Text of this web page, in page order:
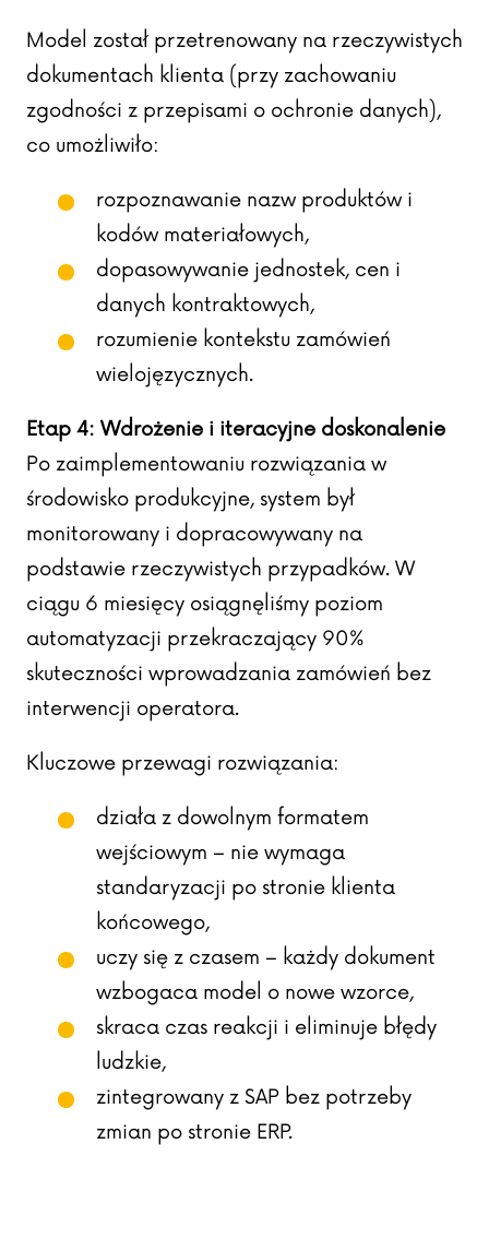
Model został przetrenowany na rzeczywistych
dokumentach klienta (przy zachowaniu
zgodności z przepisami o ochronie danych),
co umożliwiło:
rozpoznawanie nazw produktów i
kodów materiałowych,
dopasowywanie jednostek, cen i
danych kontraktowych,
rozumienie kontekstu zamówień
wielojęzycznych.
Etap 4: Wdrożenie i iteracyjne doskonalenie
Po zaimplementowaniu rozwiązania w
środowisko produkcyjne, system był
monitorowany i dopracowywany na
podstawie rzeczywistych przypadków. W
ciągu 6 miesięcy osiągnęliśmy poziom
automatyzacji przekraczający 90%
skuteczności wprowadzania zamówień bez
interwencji operatora.
Kluczowe przewagi rozwiązania:
działa z dowolnym formatem
wejściowym – nie wymaga
standaryzacji po stronie klienta
końcowego,
uczy się z czasem – każdy dokument
wzbogaca model o nowe wzorce,
skraca czas reakcji i eliminuje błędy
ludzkie,
zintegrowany z SAP bez potrzeby
zmian po stronie ERP.